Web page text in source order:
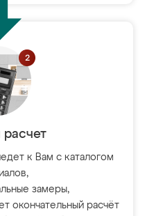
к Вам с каталогом
замеры,
окончательный расчёт